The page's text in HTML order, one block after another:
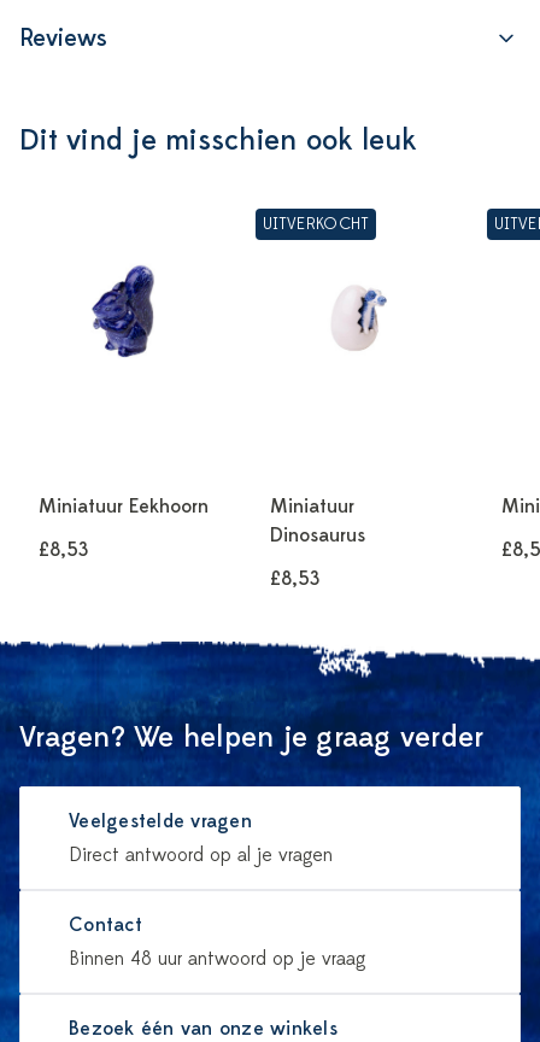
Reviews
Dit vind je misschien ook leuk
Miniatuur Eekhoorn
£8,53
UITVERKOCHT
Miniatuur
Dinosaurus
£8,53
Vragen? We helpen je graag verder
Veelgestelde vragen
Direct antwoord op al je vragen
Contact
Binnen 48 uur antwoord op je vraag
Bezoek één van onze winkels